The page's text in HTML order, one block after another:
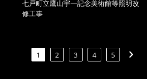
七戸町立鷹山宇一記念美術館等照明改
修工事
1 2 3 4 5